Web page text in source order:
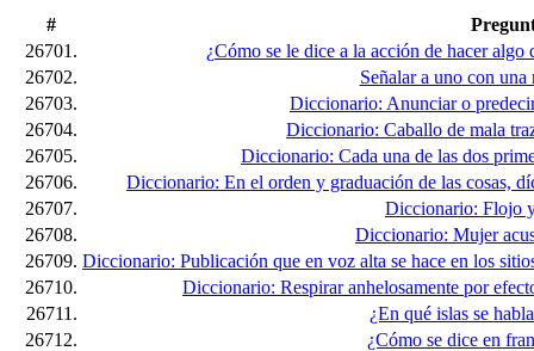
#
26701.
¿Cómo se le dice a la acción de hacer
26702.
Señalar a uno con
26703.
Diccionario: Anunciar o
26704.
Diccionario: Caballo de mala
26705.
Diccionario: Cada una de las dos
26706.
Diccionario: En el orden y graduación de las cosas,
26707.
Diccionario: Flojo
26708.
Diccionario: Mujer
26709. Diccionario: Publicación que en voz alta se hace en los
26710.
Diccionario: Respirar anhelosamente por
26711.
¿En qué islas se
26712.
¿Cómo se dice en